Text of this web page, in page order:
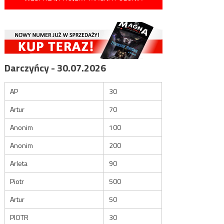
Darczyńcy - 30.07.2026
AP
30
Artur
70
Anonim
100
Anonim
200
Arleta
90
Piotr
500
Artur
50
PIOTR
30